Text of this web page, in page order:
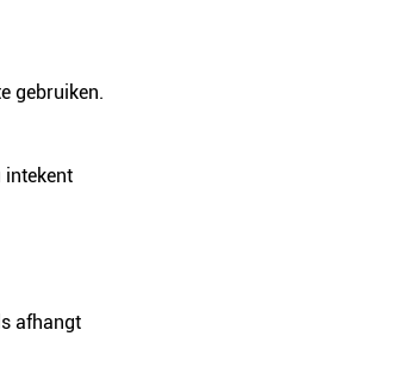
gebruiken.
intekent
afhangt